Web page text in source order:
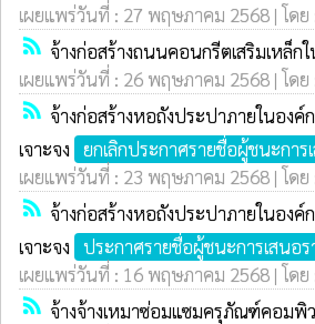
เผยแพร่วันที่ : 27 พฤษภาคม 2568 | โดย
rss_feed จ้างก่อสร้างถนนคอนกรีตเสริมเหล็
เผยแพร่วันที่ : 26 พฤษภาคม 2568 | โด
rss_feed จ้างก่อสร้างหอถังประปาภายในอง
เจาะจง
ยกเลิกประกาศรายชื่อผู้ชนะการ
เผยแพร่วันที่ : 23 พฤษภาคม 2568 | โดย
rss_feed จ้างก่อสร้างหอถังประปาภายในอง
เจาะจง
ประกาศรายชื่อผู้ชนะการเสนอร
เผยแพร่วันที่ : 16 พฤษภาคม 2568 | โดย
rss_feed จ้างจ้างเหมาซ่อมแซมครุภัณฑ์คอมพิว